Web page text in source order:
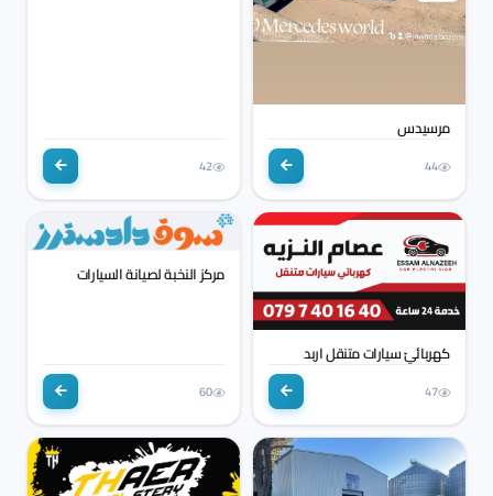
مرسيدس
44
42
كهربائيّ سيارات متنقل اربد
47
مركز النخبة لصيانة السيارات
60